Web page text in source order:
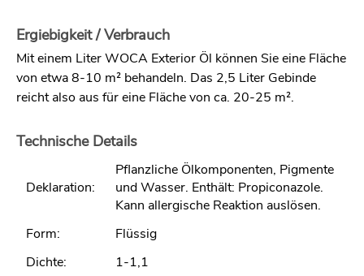
Ergiebigkeit / Verbrauch
Mit einem Liter WOCA Exterior Öl können Sie eine Fläche
von etwa 8-10 m² behandeln. Das 2,5 Liter Gebinde
reicht also aus für eine Fläche von ca. 20-25 m².
Technische Details
Deklaration:
Pflanzliche Ölkomponenten, Pigmente
und Wasser. Enthält: Propiconazole.
Kann allergische Reaktion auslösen.
Form:
Flüssig
Dichte:
1-1,1